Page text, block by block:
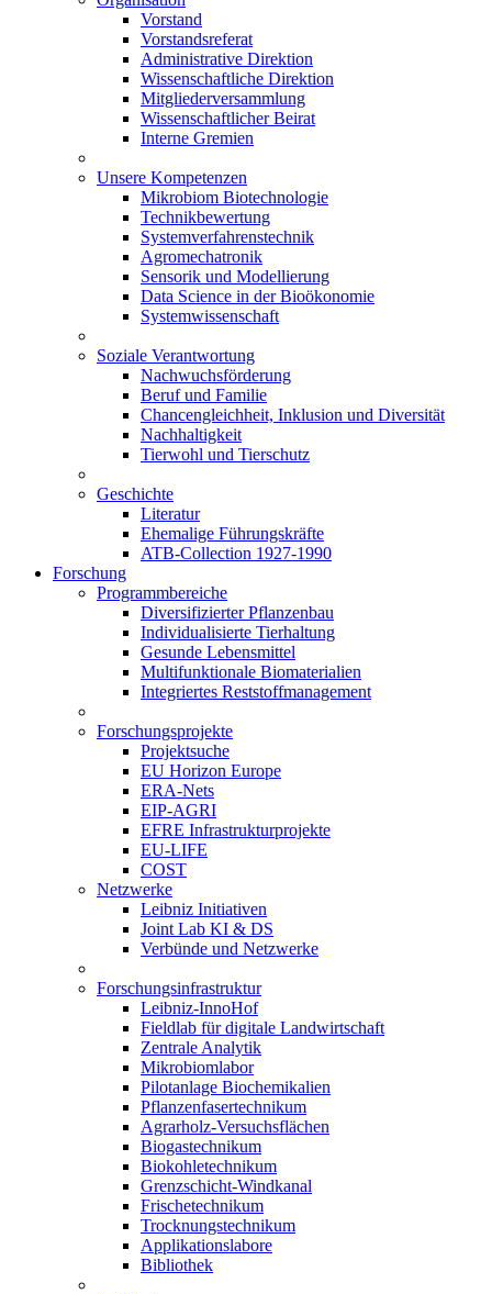
Vorstand
Vorstandsreferat
Administrative Direktion
Wissenschaftliche Direktion
Mitgliederversammlung
Wissenschaftlicher Beirat
Interne Gremien
Unsere Kompetenzen
Mikrobiom Biotechnologie
Technikbewertung
Systemverfahrenstechnik
Agromechatronik
Sensorik und Modellierung
Data Science in der Bioökonomie
Systemwissenschaft
Soziale Verantwortung
Nachwuchsförderung
Beruf und Familie
Chancengleichheit, Inklusion und Diversität
Nachhaltigkeit
Tierwohl und Tierschutz
Geschichte
Literatur
Ehemalige Führungskräfte
ATB-Collection 1927-1990
Forschung
Programmbereiche
Diversifizierter Pflanzenbau
Individualisierte Tierhaltung
Gesunde Lebensmittel
Multifunktionale Biomaterialien
Integriertes Reststoffmanagement
Forschungsprojekte
Projektsuche
EU Horizon Europe
ERA-Nets
EIP-AGRI
EFRE Infrastrukturprojekte
EU-LIFE
COST
Netzwerke
Leibniz Initiativen
Joint Lab KI & DS
Verbünde und Netzwerke
Forschungsinfrastruktur
Leibniz-InnoHof
Fieldlab für digitale Landwirtschaft
Zentrale Analytik
Mikrobiomlabor
Pilotanlage Biochemikalien
Pflanzenfasertechnikum
Agrarholz-Versuchsflächen
Biogastechnikum
Biokohletechnikum
Grenzschicht-Windkanal
Frischetechnikum
Trocknungstechnikum
Applikationslabore
Bibliothek